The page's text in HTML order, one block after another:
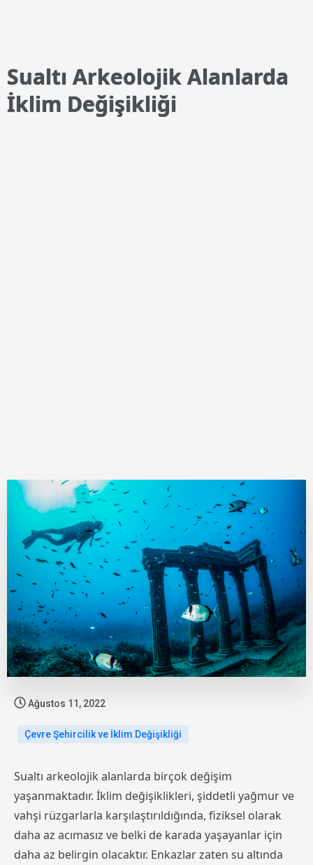
Sualtı Arkeolojik Alanlarda
İklim Değişikliği
Ağustos 11, 2022
Çevre Şehircilik ve İklim Değişikliği
Sualtı arkeolojik alanlarda birçok değişim
yaşanmaktadır. İklim değişiklikleri, şiddetli yağmur ve
vahşi rüzgarlarla karşılaştırıldığında, fiziksel olarak
daha az acımasız ve belki de karada yaşayanlar için
daha az belirgin olacaktır. Enkazlar zaten su altında